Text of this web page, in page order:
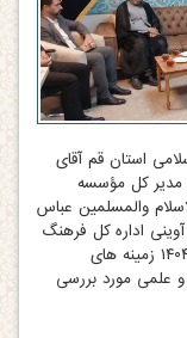
استان قم آقای
مدیر کل مؤسسه
والمسلمین عباس
اداره کل فرهنگ
و ارشاد اسلامی استان قم مورخ ششم مهرماه ۱۴۰۴ زمینه های
علمی مورد بررسی